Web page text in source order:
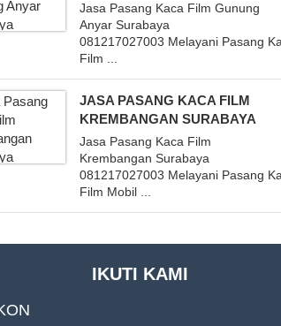
Jasa Pasang Kaca Film Gunung
Anyar Surabaya
081217027003 Melayani Pasang
Film ...
JASA PASANG KACA FILM
KREMBANGAN SURABAYA
Jasa Pasang Kaca Film
Krembangan Surabaya
081217027003 Melayani Pasang
Film Mobil ...
IKUTI KAMI